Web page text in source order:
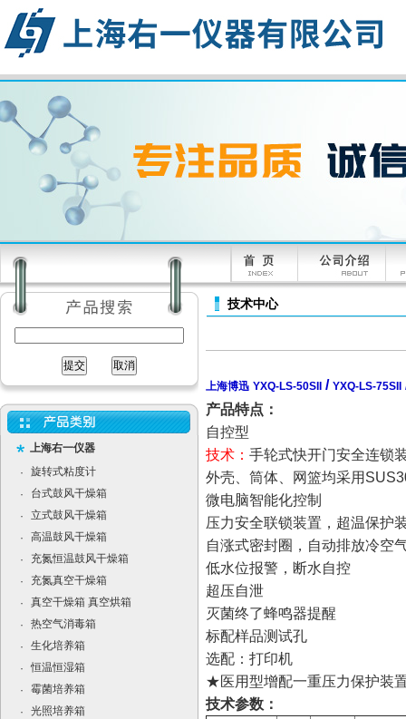
上海右一仪器
·
旋转式粘度计
·
台式鼓风干燥箱
·
立式鼓风干燥箱
·
高温鼓风干燥箱
·
充氮恒温鼓风干燥箱
·
充氮真空干燥箱
·
真空干燥箱 真空烘箱
·
热空气消毒箱
·
生化培养箱
·
恒温恒湿箱
·
霉菌培养箱
·
光照培养箱
技术中心
上海博迅 YXQ-LS-50SII / YXQ-LS-75SII
产品特点：
自控型
技术： 手轮式快开门安全连锁
外壳、筒体、网篮均采用
微电脑智能化控制
压力安全联锁装置，超温保护
自涨式密封圈，自动排放冷空
低水位报警，断水自控
超压自泄
灭菌终了蜂鸣器提醒
标配样品测试孔
选配：打印机
★医用型增配一重压力保护装
技术参数：